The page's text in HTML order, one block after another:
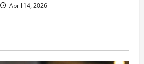
April 14, 2026